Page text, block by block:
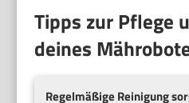
Tipps zur Pflege
deines
Regelmäßige Reinigung